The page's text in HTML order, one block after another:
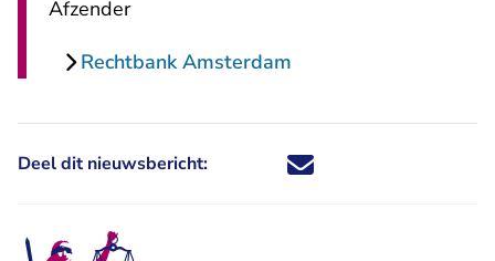
Afzender
Rechtbank Amsterdam
Deel dit nieuwsbericht: Deel dit nieuwsbericht via X -
Deel dit nieuwsbericht via
Deel dit nieuwsbericht
Deel dit